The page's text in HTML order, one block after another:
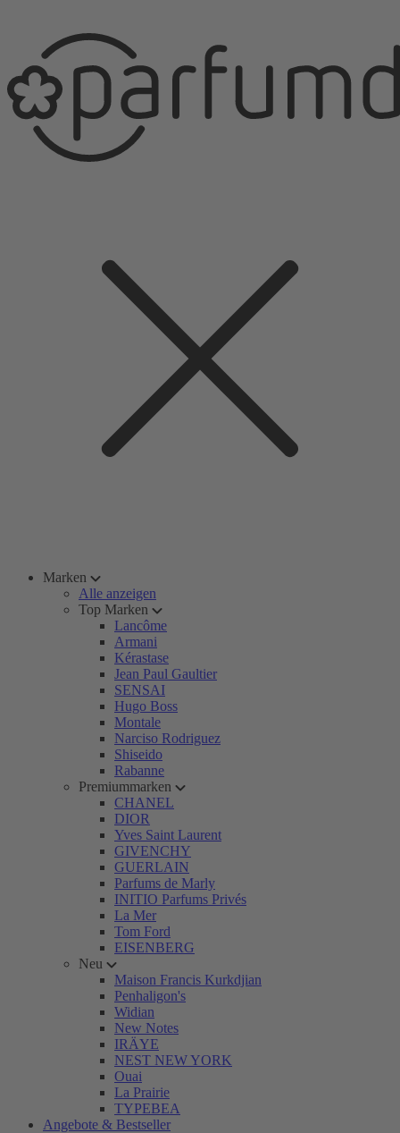
Marken
Alle anzeigen
Top Marken
Lancôme
Armani
Kérastase
Jean Paul Gaultier
SENSAI
Hugo Boss
Montale
Narciso Rodriguez
Shiseido
Rabanne
Premiummarken
CHANEL
DIOR
Yves Saint Laurent
GIVENCHY
GUERLAIN
Parfums de Marly
INITIO Parfums Privés
La Mer
Tom Ford
EISENBERG
Neu
Maison Francis Kurkdjian
Penhaligon's
Widian
New Notes
IRÄYE
NEST NEW YORK
Ouai
La Prairie
TYPEBEA
Angebote & Bestseller